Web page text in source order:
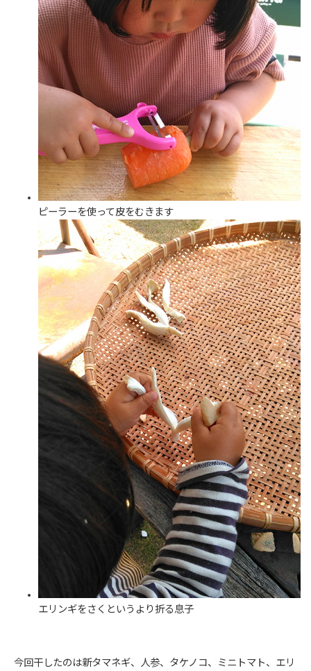
ピーラーを使って皮をむきます
エリンギをさくというより折る息子
今回干したのは新タマネギ、人参、タケノコ、ミニトマト、エリ